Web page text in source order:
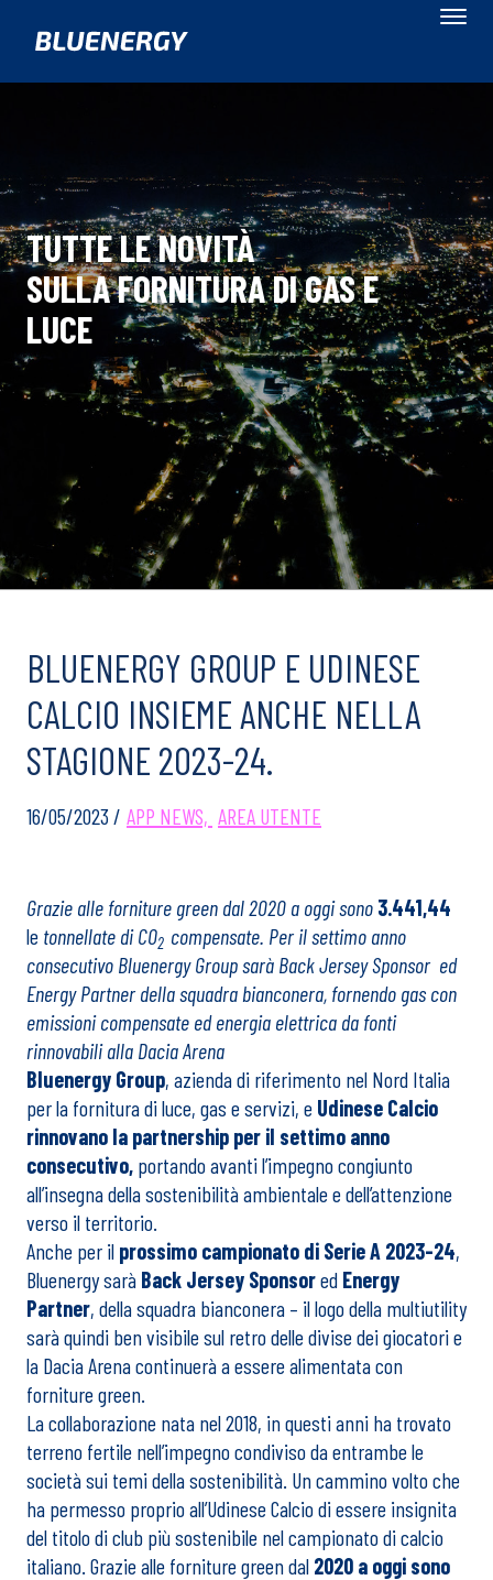
TUTTE LE NOVITÀ
SULLA FORNITURA DI GAS E
LUCE
BLUENERGY GROUP E UDINESE
CALCIO INSIEME ANCHE NELLA
STAGIONE 2023-24.
16/05/2023 / APP NEWS, AREA UTENTE
Grazie alle forniture green dal 2020 a oggi sono 3.441,44
le tonnellate di CO2 compensate. Per il settimo anno
consecutivo Bluenergy Group sarà Back Jersey Sponsor ed
Energy Partner della squadra bianconera, fornendo gas con
emissioni compensate ed energia elettrica da fonti
rinnovabili alla Dacia Arena
Bluenergy Group, azienda di riferimento nel Nord Italia
per la fornitura di luce, gas e servizi, e Udinese Calcio
rinnovano la partnership per il settimo anno
consecutivo, portando avanti l’impegno congiunto
all’insegna della sostenibilità ambientale e dell’attenzione
verso il territorio.
Anche per il prossimo campionato di Serie A 2023-24,
Bluenergy sarà Back Jersey Sponsored Energy
Partner, della squadra bianconera – il logo della multiutility
sarà quindi ben visibile sul retro delle divise dei giocatori e
la Dacia Arena continuerà a essere alimentata con
forniture green.
La collaborazione nata nel 2018, in questi anni ha trovato
terreno fertile nell’impegno condiviso da entrambe le
società sui temi della sostenibilità. Un cammino volto che
ha permesso proprio all’Udinese Calcio di essere insignita
del titolo di club più sostenibile nel campionato di calcio
italiano. Grazie alle forniture green dal 2020 a oggi sono